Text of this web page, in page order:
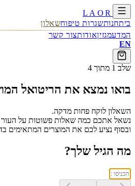
LAOR
ביתחנותשגרות טיפוחשאלון
המדעמגזיןאודותצור קשר
EN
שלב 1 מתוך 4
בואו נמצא את הריטואל
השאלון לוקח פחות מדקה.
נשאל אתכם כמה שאלות פשוטות על
ובסוף נציע לכם את המוצרים המתאימים
מה הגיל שלך?